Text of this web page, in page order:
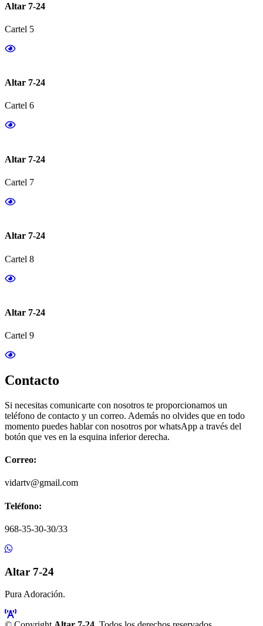
Altar 7-24
Cartel 5
Altar 7-24
Cartel 6
Altar 7-24
Cartel 7
Altar 7-24
Cartel 8
Altar 7-24
Cartel 9
Contacto
Si necesitas comunicarte con nosotros te proporcionamos un
teléfono de contacto y un correo. Además no olvides que en todo
momento puedes hablar con nosotros por whatsApp a través del
botón que ves en la esquina inferior derecha.
Correo:
vidartv@gmail.com
Teléfono:
968-35-30-30/33
Altar 7-24
Pura Adoración.